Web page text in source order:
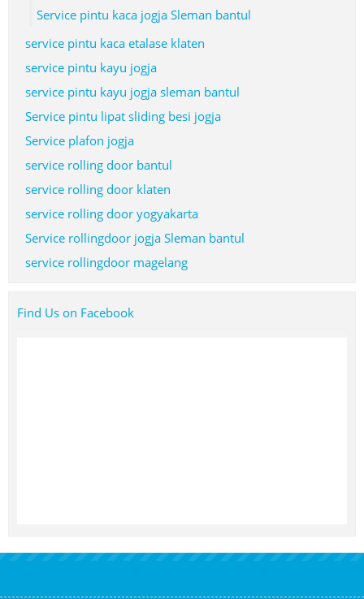
Service pintu kaca jogja Sleman bantul
service pintu kaca etalase klaten
service pintu kayu jogja
service pintu kayu jogja sleman bantul
Service pintu lipat sliding besi jogja
Service plafon jogja
service rolling door bantul
service rolling door klaten
service rolling door yogyakarta
Service rollingdoor jogja Sleman bantul
service rollingdoor magelang
Find Us on Facebook